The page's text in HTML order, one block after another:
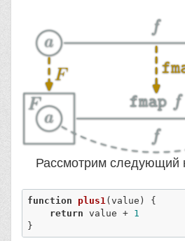
Рассмотрим следующий
function plus1 ( value ) {
return value + 1
}